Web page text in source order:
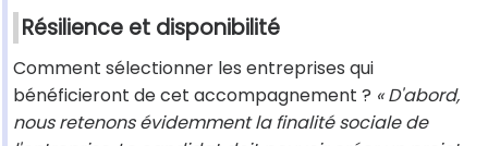
Résilience et disponibilité
Comment sélectionner les entreprises qui
bénéficieront de cet accompagnement ? « D'abord,
nous retenons évidemment la finalité sociale de